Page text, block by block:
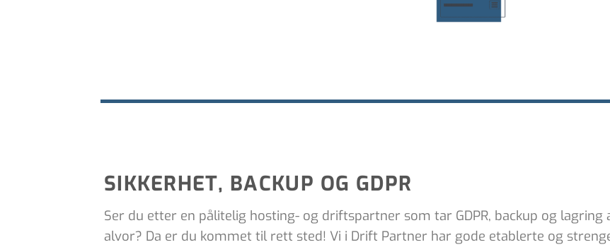
SIKKERHET, BACKUP OG GDPR
Ser du etter en pålitelig hosting- og driftspartner som tar GDPR, backup og
alvor? Da er du kommet til rett sted! Vi i Drift Partner har gode etablerte og